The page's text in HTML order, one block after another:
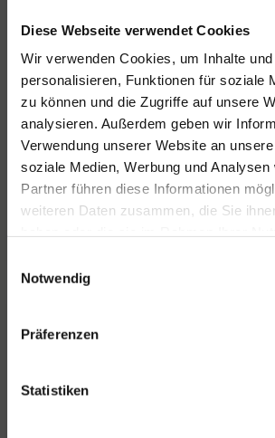
Diese Webseite verwendet Cookies
Wir verwenden Cookies, um Inhalte
personalisieren, Funktionen für soziale
zu können und die Zugriffe auf unsere
analysieren. Außerdem geben wir
Verwendung unserer Website an
soziale Medien, Werbung und Analysen
Partner führen diese Informationen
weiteren Daten zusammen, die Sie
Notwendig
Präferenzen
Statistiken
Für alle Ihre
und Feste
Hansen Events ist Ihr Partner für
Veranstaltungen von groß bis
Lesen Sie mehr